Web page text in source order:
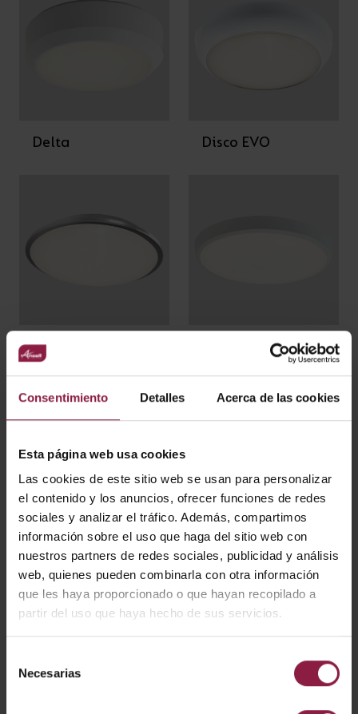
Consentimiento Detalles Acerca de las cookies
Esta página web usa cookies
Las cookies de este sitio web se usan para personalizar
el contenido y los anuncios, ofrecer funciones de redes
sociales y analizar el tráfico. Además, compartimos
información sobre el uso que haga del sitio web con
nuestros partners de redes sociales, publicidad y análisis
web, quienes pueden combinarla con otra información
que les haya proporcionado o que hayan recopilado a
partir del uso que haya hecho de sus servicios.
Necesarias
Delta Disco EVO
Eclipse
Helder Lynx